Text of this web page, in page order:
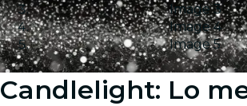
Image 3
Image 4
Image 5
Candlelight: Lo